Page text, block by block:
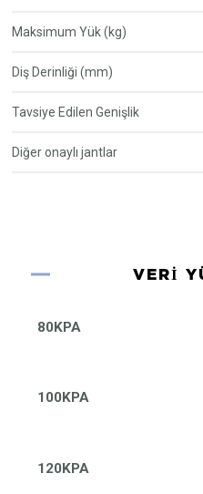
Maksimum Yük (kg)
Diş Derinliği (mm)
Tavsiye Edilen Genişlik
Diğer onaylı jantlar
VERI
80KPA
100KPA
120KPA